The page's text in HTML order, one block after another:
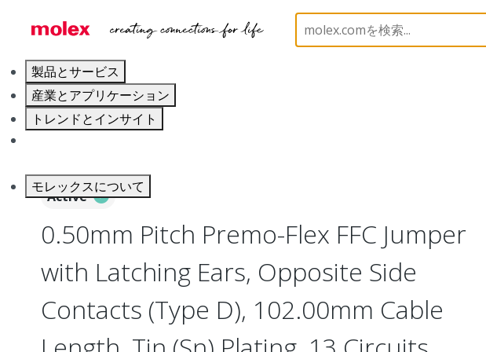
製品とサービス
産業とアプリケーション
トレンドとインサイト
モレックスについて
Flat-Flexible Cable (FFC) 15466 154661413
Active
0.50mm Pitch Premo-Flex FFC Jumper
with Latching Ears, Opposite Side
Contacts (Type D), 102.00mm Cable